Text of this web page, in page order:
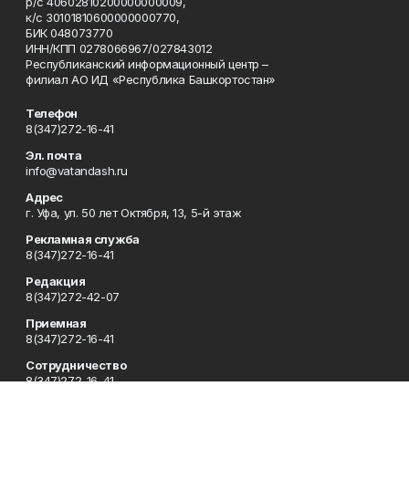
к/с 30101810600000000770,
БИК 048073770
ИНН/КПП 0278066967/027843012
Республиканский информационный центр –
филиал АО ИД «Республика Башкортостан»
Телефон
8(347)272-16-41
Эл. почта
info@vatandash.ru
Адрес
г. Уфа, ул. 50 лет Октября, 13, 5-й этаж
Рекламная служба
8(347)272-16-41
Редакция
8(347)272-42-07
Приемная
8(347)272-16-41
Сотрудничество
8(347)272-16-41